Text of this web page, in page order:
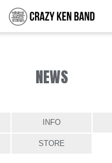
NEWS
INFO
STORE